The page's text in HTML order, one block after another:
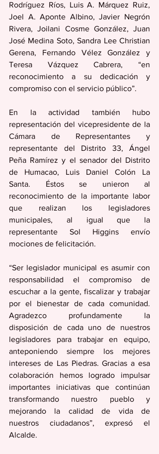
Rodríguez Ríos, Luis A. Márquez Ruiz,
Joel A. Aponte Albino, Javier Negrón
Rivera, Joilani Cosme González, Juan
José Medina Soto, Sandra Lee Christian
Gerena, Fernando Vélez González y
Teresa Vázquez Cabrera, “en
reconocimiento a su dedicación y
compromiso con el servicio público”.
En la actividad también hubo
representación del vicepresidente de la
Cámara de Representantes y
representante del Distrito 33, Ángel
Peña Ramírez y el senador del Distrito
de Humacao, Luis Daniel Colón La
Santa. Éstos se unieron al
reconocimiento de la importante labor
que realizan los legisladores
municipales, al igual que la
representante Sol Higgins envío
mociones de felicitación.
“Ser legislador municipal es asumir con
responsabilidad el compromiso de
escuchar a la gente, fiscalizar y trabajar
por el bienestar de cada comunidad.
Agradezco profundamente la
disposición de cada uno de nuestros
legisladores para trabajar en equipo,
anteponiendo siempre los mejores
intereses de Las Piedras. Gracias a esa
colaboración hemos logrado impulsar
importantes iniciativas que continúan
transformando nuestro pueblo y
mejorando la calidad de vida de
nuestros ciudadanos”, expresó el
Alcalde.